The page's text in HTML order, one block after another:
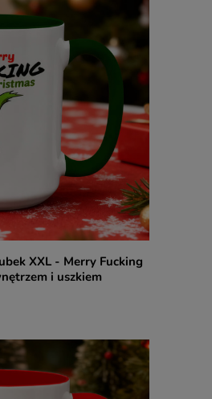
XXL - Merry Fucking
i uszkiem